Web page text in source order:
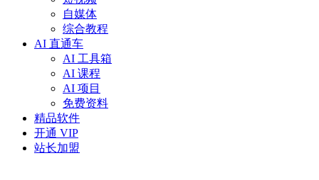
自媒体
综合教程
AI 直通车
AI 工具箱
AI 课程
AI 项目
免费资料
精品软件
开通 VIP
站长加盟